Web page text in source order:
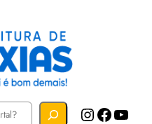
Instagram Facebook YouTube